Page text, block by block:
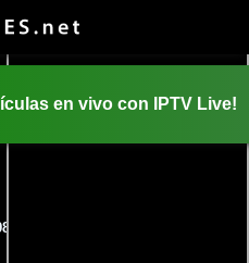
en vivo con IPTV Live!